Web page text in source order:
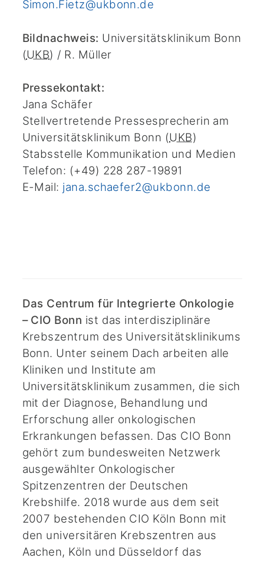
Simon.Fietz@ukbonn.de
Bildnachweis: Universitätsklinikum Bonn
(UKB) / R. Müller
Pressekontakt:
Jana Schäfer
Stellvertretende Pressesprecherin am
Universitätsklinikum Bonn (UKB)
Stabsstelle Kommunikation und Medien
Telefon: (+49) 228 287-19891
E-Mail: jana.schaefer2@ukbonn.de
Das Centrum für Integrierte Onkologie
– CIO Bonn ist das interdisziplinäre
Krebszentrum des Universitätsklinikums
Bonn. Unter seinem Dach arbeiten alle
Kliniken und Institute am
Universitätsklinikum zusammen, die sich
mit der Diagnose, Behandlung und
Erforschung aller onkologischen
Erkrankungen befassen. Das CIO Bonn
gehört zum bundesweiten Netzwerk
ausgewählter Onkologischer
Spitzenzentren der Deutschen
Krebshilfe. 2018 wurde aus dem seit
2007 bestehenden CIO Köln Bonn mit
den universitären Krebszentren aus
Aachen, Köln und Düsseldorf das